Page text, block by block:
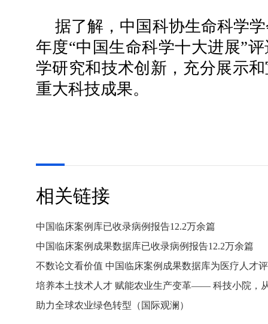
据了解，中国科协生命科学
年度“中国生命科学十大进展”
学研究和技术创新，充分展示
重大科技成果。
相关链接
中国临床案例库已收录病例报告12.2万余篇
中国临床案例成果数据库已收录病例报告12.2万余篇
不数论文看价值 中国临床案例成果数据库为医疗人才
培养本土技术人才 赋能农业生产变革—— 科技小院，
助力全球农业绿色转型（国际观澜）